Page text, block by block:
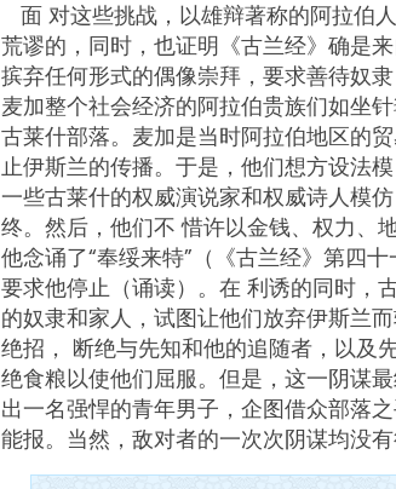
面 对这些挑战，以雄辩著称的阿拉伯
荒谬的，同时，也证明《古兰经》确是
摈弃任何形式的偶像崇拜，要求善待奴
麦加整个社会经济的阿拉伯贵族们如坐
古莱什部落。麦加是当时阿拉伯地区的
止伊斯兰的传播。于是，他们想方设法
一些古莱什的权威演说家和权威诗人模
终。然后，他们不 惜许以金钱、权力、
他念诵了“奉绥来特”（《古兰经》第四
要求他停止（诵读）。 在 利诱的同时，
的奴隶和家人，试图让他们放弃伊斯兰
绝招， 断绝与先知和他的追随者，以
绝食粮以使他们屈服。但是，这一阴谋
出一名强悍的青年男子，企图借众部落
能报。当然，敌对者的一次次阴谋均没有